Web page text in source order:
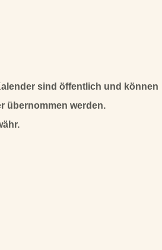
sind öffentlich und können
übernommen werden.